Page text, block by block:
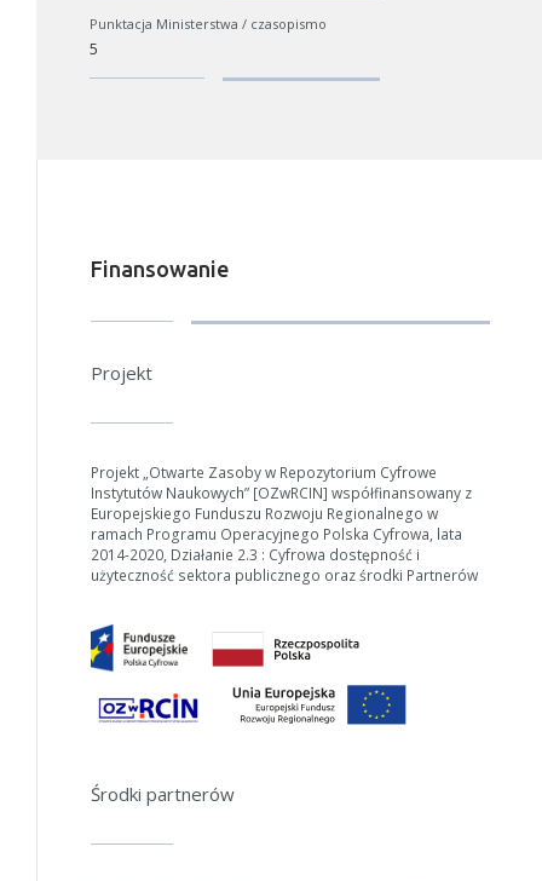
W zależności od ilości danych do przetworzenia generowanie pliku
zmniejszając zakres lat.
Anuluj
Punktacja Ministerstwa / czasopismo
5
Finansowanie
Projekt
Projekt „Otwarte Zasoby w Repozytorium Cyfrowe
Instytutów Naukowych” [OZwRCIN] współfinansowany z
Europejskiego Funduszu Rozwoju Regionalnego w
ramach Programu Operacyjnego Polska Cyfrowa, lata
2014-2020, Działanie 2.3 : Cyfrowa dostępność i
użyteczność sektora publicznego oraz środki Partnerów
Środki partnerów